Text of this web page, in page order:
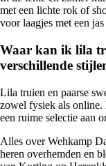
met een lichte rok of
voor laagjes met een
Waar kan ik lila
verschillende
Lila truien en paarse
zowel fysiek als online.
een ruime selectie aan
Alles over Wehkamp
heren overhemden en